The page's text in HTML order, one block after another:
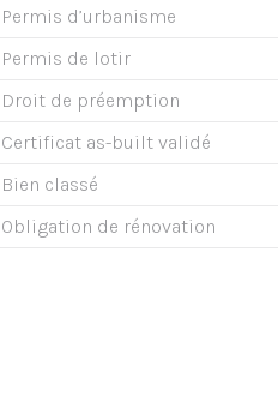
Permis d’urbanisme
Permis de lotir
Droit de préemption
Certificat as-built validé
Bien classé
Obligation de rénovation